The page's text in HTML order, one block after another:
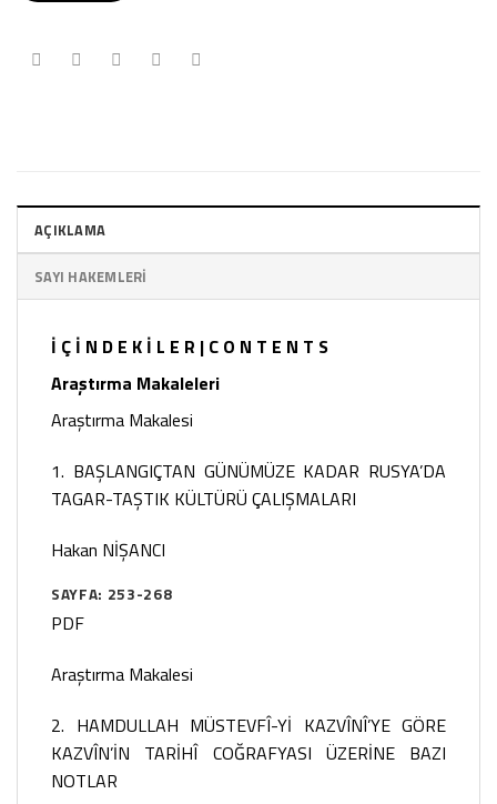
AÇIKLAMA
SAYI HAKEMLERI
İ Ç İ N D E K İ L E R | C O N T E N T S
Araştırma Makaleleri
Araştırma Makalesi
1. BAŞLANGIÇTAN GÜNÜMÜZE KADAR RUSYA’DA
TAGAR-TAŞTIK KÜLTÜRÜ ÇALIŞMALARI
Hakan NİŞANCI
SAYFA: 253-268
PDF
Araştırma Makalesi
2. HAMDULLAH MÜSTEVFÎ-Yİ KAZVÎNÎ’YE GÖRE
KAZVÎN’İN TARİHÎ COĞRAFYASI ÜZERİNE BAZI
NOTLAR